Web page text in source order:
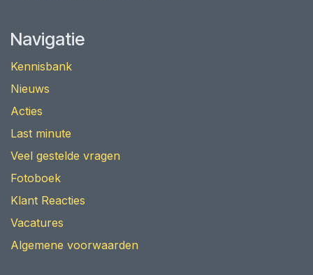
Navigatie
Kennisbank
Nieuws
Acties
Last minute
Veel gestelde vragen
Fotoboek
Klant Reacties
Vacatures
Algemene voorwaarden